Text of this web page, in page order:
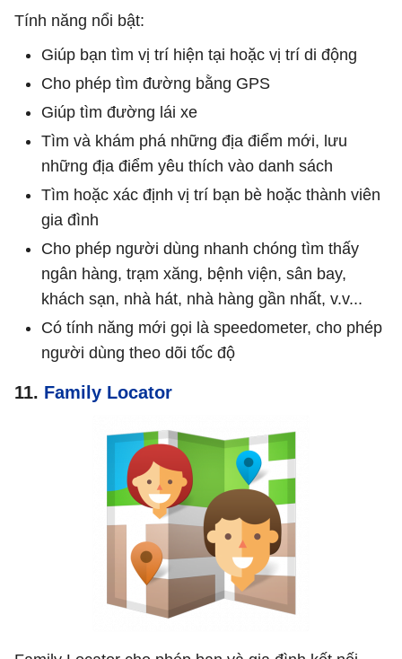
Tính năng nổi bật:
Giúp bạn tìm vị trí hiện tại hoặc vị trí di động
Cho phép tìm đường bằng GPS
Giúp tìm đường lái xe
Tìm và khám phá những địa điểm mới, lưu
những địa điểm yêu thích vào danh sách
Tìm hoặc xác định vị trí bạn bè hoặc thành viên
gia đình
Cho phép người dùng nhanh chóng tìm thấy
ngân hàng, trạm xăng, bệnh viện, sân bay,
khách sạn, nhà hát, nhà hàng gần nhất, v.v...
Có tính năng mới gọi là speedometer, cho phép
người dùng theo dõi tốc độ
11. Family Locator